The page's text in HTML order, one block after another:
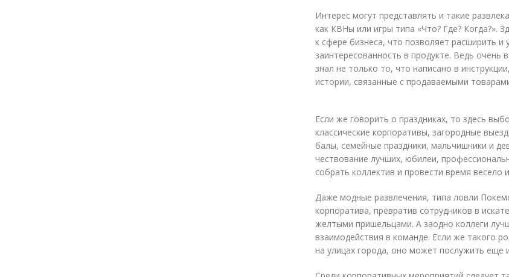
Интерес могут представлять и такие
как КВНы или игры типа «Что? Где? Когда?».
к сфере бизнеса, что позволяет расширить и
заинтересованность в продукте. Ведь
знал не только то, что написано в
истории, связанные с продаваемыми
Если же говорить о праздниках, то здесь
классические корпоративы, загородные
балы, семейные праздники, мальчишники и
чествование лучших, юбилеи,
собрать коллектив и провести время весело
Даже модные развлечения, типа ловли
корпоратива, превратив сотрудников в
желтыми пришельцами. А заодно коллеги
взаимодействия в команде. Если же такого
на улицах города, оно может послужить еще